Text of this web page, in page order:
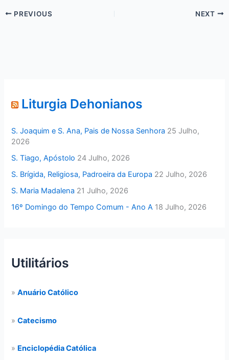
PREVIOUS NEXT
Liturgia Dehonianos
S. Joaquim e S. Ana, Pais de Nossa Senhora 25 Julho,
2026
S. Tiago, Apóstolo 24 Julho, 2026
S. Brígida, Religiosa, Padroeira da Europa 22 Julho, 2026
S. Maria Madalena 21 Julho, 2026
16º Domingo do Tempo Comum - Ano A 18 Julho, 2026
Utilitários
»Anuário Católico
»Catecismo
» Enciclopédia Católica